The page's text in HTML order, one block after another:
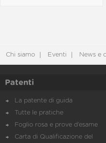
Chi siamo Eventi News e
Patenti
La patente di guida
Tutte le pratiche
Foglio rosa e prove d’esame
Carta di Qualificazione del